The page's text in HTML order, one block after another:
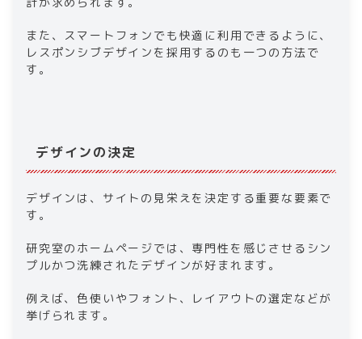
また、スマートフォンでも快適に利用できるように、
レスポンシブデザインを採用するのも一つの方法で
す。
デザインの決定
デザインは、サイトの見栄えを決定する重要な要素で
す。
研究室のホームページでは、専門性を感じさせるシン
プルかつ洗練されたデザインが好まれます。
例えば、色使いやフォント、レイアウトの選定などが
挙げられます。